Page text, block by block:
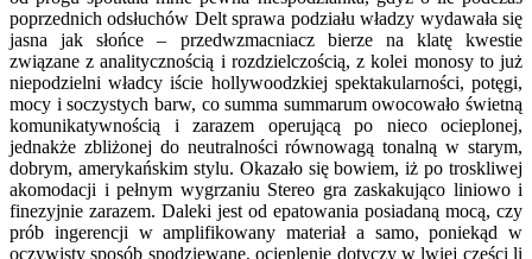
poprzednich odsłuchów Delt sprawa podziału władzy wydawała się
jasna jak słońce – przedwzmacniacz bierze na klatę kwestie
związane z analitycznością i rozdzielczością, z kolei monosy to już
niepodzielni władcy iście hollywoodzkiej spektakularności, potęgi,
mocy i soczystych barw, co summa summarum owocowało świetną
komunikatywnością i zarazem operującą po nieco ocieplonej,
jednakże zbliżonej do neutralności równowagą tonalną w starym,
dobrym, amerykańskim stylu. Okazało się bowiem, iż po troskliwej
akomodacji i pełnym wygrzaniu Stereo gra zaskakująco liniowo i
finezyjnie zarazem. Daleki jest od epatowania posiadaną mocą, czy
prób ingerencji w amplifikowany materiał a samo, poniekąd w
oczywisty sposób spodziewane, ocieplenie dotyczy w lwiej części li